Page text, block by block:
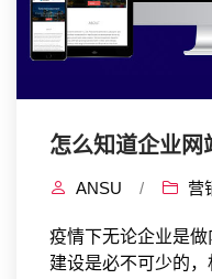
怎么知道企业网
ANSU / 营
疫情下无论企业是
建设是必不可少的，